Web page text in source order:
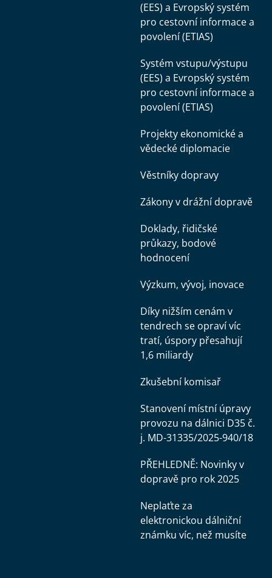
(EES) a Evropský systém
pro cestovní informace a
povolení (ETIAS)
Systém vstupu/výstupu
(EES) a Evropský systém
pro cestovní informace a
povolení (ETIAS)
Projekty ekonomické a
vědecké diplomacie
Věstníky dopravy
Zákony v drážní dopravě
Doklady, řidičské
průkazy, bodové
hodnocení
Výzkum, vývoj, inovace
Díky nižším cenám v
tendrech se opraví víc
tratí, úspory přesahují
1,6 miliardy
Zkušební komisař
Stanovení místní úpravy
provozu na dálnici D35 č.
j. MD-31335/2025-940/18
PŘEHLEDNĚ: Novinky v
dopravě pro rok 2025
Neplaťte za
elektronickou dálniční
známku víc, než musíte